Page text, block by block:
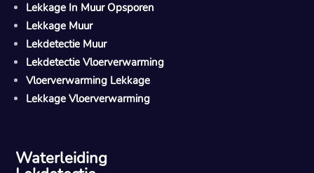
Lekkage In Muur Opsporen
Lekkage Muur
Lekdetectie Muur
Lekdetectie Vloerverwarming
Vloerverwarming Lekkage
Lekkage Vloerverwarming
Waterleiding